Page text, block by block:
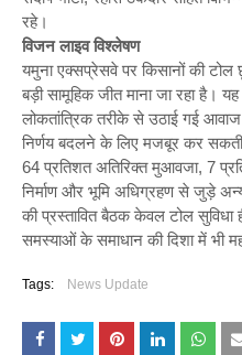
रहे।
विजन लाइव विश्लेषण
यमुना एक्सप्रेसवे पर किसानों की
बड़ी सामूहिक जीत माना जा रहा है।
लोकतांत्रिक तरीके से उठाई गई
निर्णय बदलने के लिए मजबूर कर
64 प्रतिशत अतिरिक्त मुआवजा, 7
निर्माण और भूमि अधिग्रहण से जुड़े
की प्रस्तावित बैठक केवल टोल सुविधा
समस्याओं के समाधान की दिशा में भी
Tags: News Update